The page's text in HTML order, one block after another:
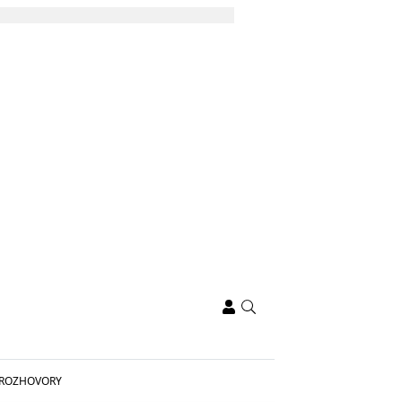
ROZHOVORY